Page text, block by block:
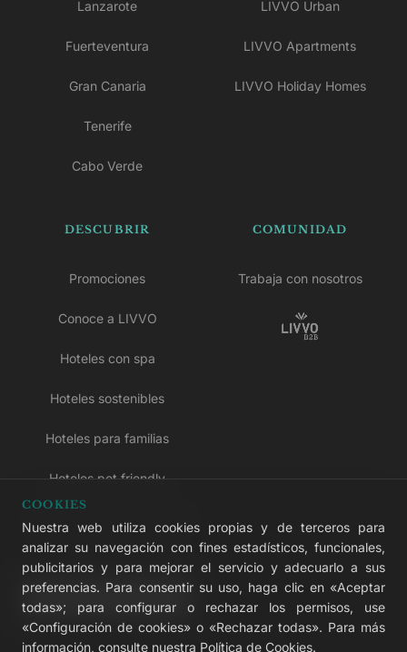
Lanzarote
Fuerteventura
Gran Canaria
Tenerife
Cabo Verde
LIVVO Urban
LIVVO Apartments
LIVVO Holiday Homes
DESCUBRIR
Promociones
Conoce a LIVVO
Hoteles con spa
Hoteles sostenibles
Hoteles para familias
Hoteles pet friendly
Hoteles todo incluido
COMUNIDAD
Trabaja con nosotros
COOKIES
Nuestra web utiliza cookies propias y de terceros para
analizar su navegación con fines estadísticos, funcionales,
publicitarios y para mejorar el servicio y adecuarlo a sus
preferencias. Para consentir su uso, haga clic en «Aceptar
todas»; para configurar o rechazar los permisos, use
«Configuración de cookies» o «Rechazar todas». Para más
información, consulte nuestra Política de Cookies.